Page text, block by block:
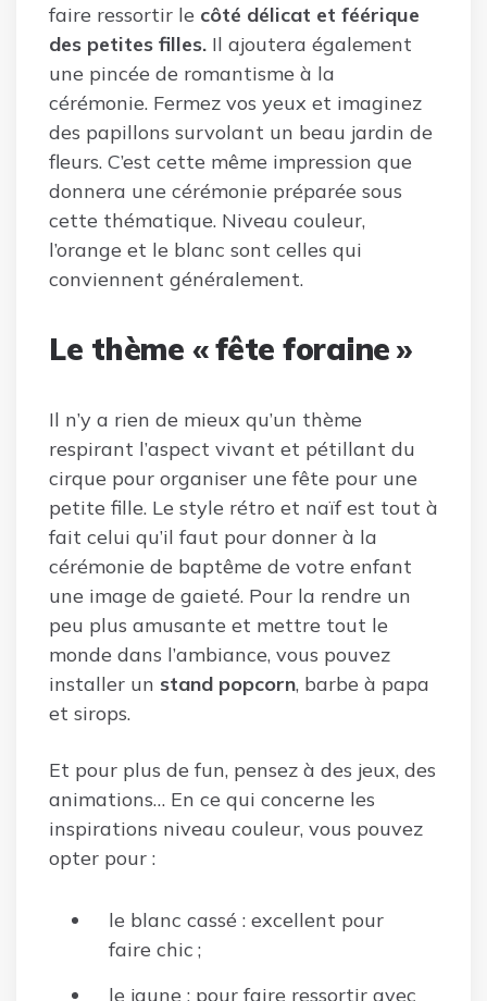
faire ressortir le côté délicat et féérique
des petites filles. Il ajoutera également
une pincée de romantisme à la
cérémonie. Fermez vos yeux et imaginez
des papillons survolant un beau jardin de
fleurs. C’est cette même impression que
donnera une cérémonie préparée sous
cette thématique. Niveau couleur,
l’orange et le blanc sont celles qui
conviennent généralement.
Le thème « fête foraine »
Il n’y a rien de mieux qu’un thème
respirant l’aspect vivant et pétillant du
cirque pour organiser une fête pour une
petite fille. Le style rétro et naïf est tout à
fait celui qu’il faut pour donner à la
cérémonie de baptême de votre enfant
une image de gaieté. Pour la rendre un
peu plus amusante et mettre tout le
monde dans l’ambiance, vous pouvez
installer un stand popcorn, barbe à papa
et sirops.
Et pour plus de fun, pensez à des jeux, des
animations… En ce qui concerne les
inspirations niveau couleur, vous pouvez
opter pour :
le blanc cassé : excellent pour
faire chic ;
le jaune : pour faire ressortir avec